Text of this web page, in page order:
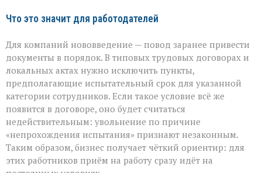
Что это значит для работодателей
Для компаний нововведение — повод заранее привести
документы в порядок. В типовых трудовых договорах и
локальных актах нужно исключить пункты,
предполагающие испытательный срок для указанной
категории сотрудников. Если такое условие всё же
появится в договоре, оно будет считаться
недействительным: увольнение по причине
«непрохождения испытания» признают незаконным.
Таким образом, бизнес получает чёткий ориентир: для
этих работников приём на работу сразу идёт на